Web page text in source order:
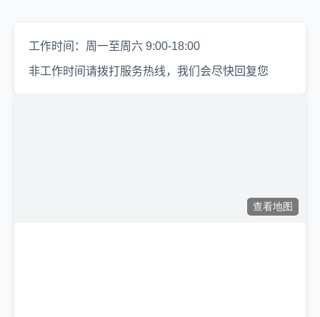
工作时间：周一至周六 9:00-18:00
非工作时间请拨打服务热线，我们会尽快回复您